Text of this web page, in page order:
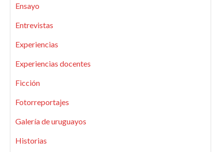
Ensayo
Entrevistas
Experiencias
Experiencias docentes
Ficción
Fotorreportajes
Galería de uruguayos
Historias